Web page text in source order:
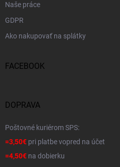
Naše práce
GDPR
Ako nakupovať na splátky
FACEBOOK
DOPRAVA
Poštovné kuriérom SPS:
=3,50€ pri platbe vopred na účet
=4,50€ na dobierku